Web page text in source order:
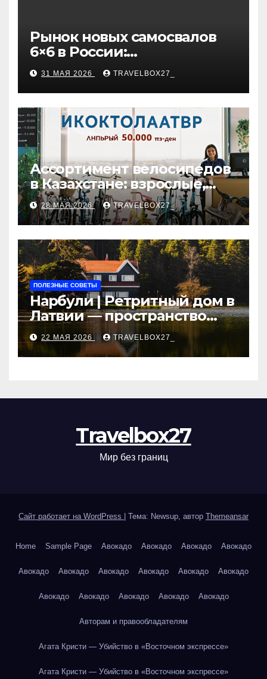
Рынок новых самосвалов
6×6 в России:
характеристики и цены
31 МАЯ 2026 TRAVELBOX27_
Ассортимент велосипедов
в Казахстане: взрослые,
детские и городские
модели, ценовые
категории и варианты
рассрочки
28 МАЯ 2026 TRAVELBOX27_
ПОЛЕЗНЫЕ СОВЕТЫ
Нарбули | Ретритный дом в
Латвии — пространство
для саморазвития и
восстановления
22 МАЯ 2026 TRAVELBOX27_
Travelbox27
Мир без границ
Сайт работает на WordPress Тема: Newsup, автор Themeansar
Home Sample Page Авокадо Авокадо Авокадо Авокадо
Авокадо Авокадо Авокадо Авокадо Авокадо Авокадо
Авокадо Авокадо Авокадо Авокадо Авокадо
Авторам и правообладателям
Агата Кристи — Убийство в «Восточном экспрессе»
Агата Кристи — Убийство в «Восточном экспрессе»